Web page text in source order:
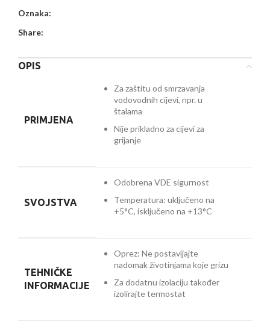
Oznaka:
Share:
OPIS
PRIMJENA
Za zaštitu od smrzavanja
vodovodnih cijevi, npr. u
štalama
Nije prikladno za cijevi za
grijanje
SVOJSTVA
Odobrena VDE sigurnost
Temperatura: uključeno na
+5°C, isključeno na +13°C
TEHNIČKE
INFORMACIJE
Oprez: Ne postavljajte
nadomak životinjama koje grizu
Za dodatnu izolaciju također
izolirajte termostat